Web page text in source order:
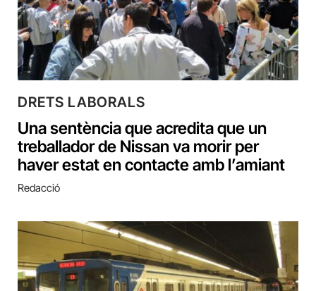
DRETS LABORALS
Una sentència que acredita que un
treballador de Nissan va morir per
haver estat en contacte amb l’amiant
Redacció